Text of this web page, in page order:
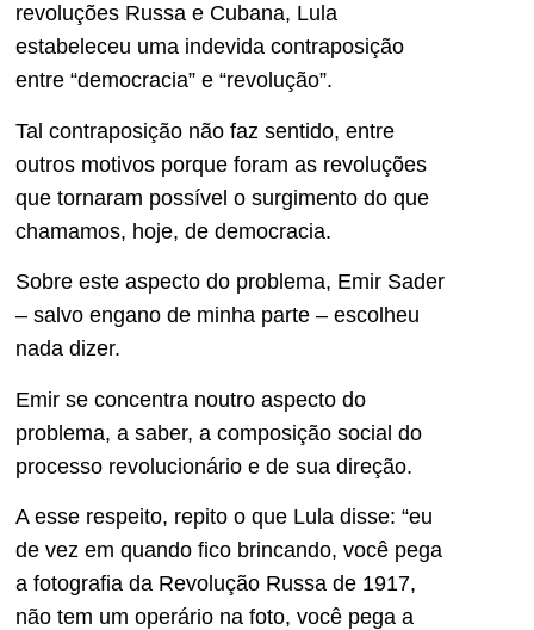
revoluções Russa e Cubana, Lula
estabeleceu uma indevida contraposição
entre “democracia” e “revolução”.
Tal contraposição não faz sentido, entre
outros motivos porque foram as revoluções
que tornaram possível o surgimento do que
chamamos, hoje, de democracia.
Sobre este aspecto do problema, Emir Sader
– salvo engano de minha parte – escolheu
nada dizer.
Emir se concentra noutro aspecto do
problema, a saber, a composição social do
processo revolucionário e de sua direção.
A esse respeito, repito o que Lula disse: “eu
de vez em quando fico brincando, você pega
a fotografia da Revolução Russa de 1917,
não tem um operário na foto, você pega a